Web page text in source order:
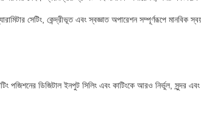
সেটিং, কেন্দ্রীভূত এবং স্বজ্ঞাত অপারেশন সম্পূর্ণরূপে মানবিক
পজিশনের ডিজিটাল ইনপুট সিলিং এবং কাটিংকে আরও নির্ভুল, সুন্দর